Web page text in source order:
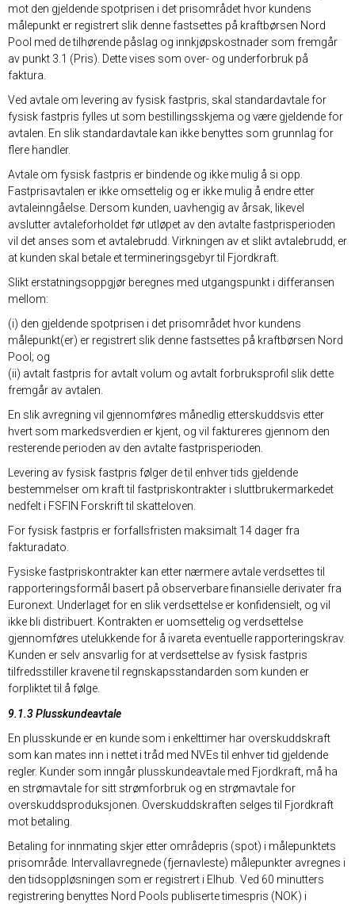
mot den gjeldende spotprisen i det prisområdet hvor kundens
målepunkt er registrert slik denne fastsettes på kraftbørsen Nord
Pool med de tilhørende påslag og innkjøpskostnader som fremgår
av punkt 3.1 (Pris). Dette vises som over- og underforbruk på
faktura.
Ved avtale om levering av fysisk fastpris, skal standardavtale for
fysisk fastpris fylles ut som bestillingsskjema og være gjeldende for
avtalen. En slik standardavtale kan ikke benyttes som grunnlag for
flere handler.
Avtale om fysisk fastpris er bindende og ikke mulig å si opp.
Fastprisavtalen er ikke omsettelig og er ikke mulig å endre etter
avtaleinngåelse. Dersom kunden, uavhengig av årsak, likevel
avslutter avtaleforholdet før utløpet av den avtalte fastprisperioden
vil det anses som et avtalebrudd. Virkningen av et slikt avtalebrudd, er
at kunden skal betale et termineringsgebyr til Fjordkraft.
Slikt erstatningsoppgjør beregnes med utgangspunkt i differansen
mellom:
(i) den gjeldende spotprisen i det prisområdet hvor kundens
målepunkt(er) er registrert slik denne fastsettes på kraftbørsen Nord
Pool; og
(ii) avtalt fastpris for avtalt volum og avtalt forbruksprofil slik dette
fremgår av avtalen.
En slik avregning vil gjennomføres månedlig etterskuddsvis etter
hvert som markedsverdien er kjent, og vil faktureres gjennom den
resterende perioden av den avtalte fastprisperioden.
Levering av fysisk fastpris følger de til enhver tids gjeldende
bestemmelser om kraft til fastpriskontrakter i sluttbrukermarkedet
nedfelt i FSFIN Forskrift til skatteloven.
For fysisk fastpris er forfallsfristen maksimalt 14 dager fra
fakturadato.
Fysiske fastpriskontrakter kan etter nærmere avtale verdsettes til
rapporteringsformål basert på observerbare finansielle derivater fra
Euronext. Underlaget for en slik verdsettelse er konfidensielt, og vil
ikke bli distribuert. Kontrakten er uomsettelig og verdsettelse
gjennomføres utelukkende for å ivareta eventuelle rapporteringskrav.
Kunden er selv ansvarlig for at verdsettelse av fysisk fastpris
tilfredsstiller kravene til regnskapsstandarden som kunden er
forpliktet til å følge.
9.1.3 Plusskundeavtale
En plusskunde er en kunde som i enkelttimer har overskuddskraft
som kan mates inn i nettet i tråd med NVEs til enhver tid gjeldende
regler. Kunder som inngår plusskundeavtale med Fjordkraft, må ha
en strømavtale for sitt strømforbruk og en strømavtale for
overskuddsproduksjonen. Overskuddskraften selges til Fjordkraft
mot betaling.
Betaling for innmating skjer etter områdepris (spot) i målepunktets
prisområde. Intervallavregnede (fjernavleste) målepunkter avregnes i
den tidsoppløsningen som er registrert i Elhub. Ved 60 minutters
registrering benyttes Nord Pools publiserte timespris (NOK) i